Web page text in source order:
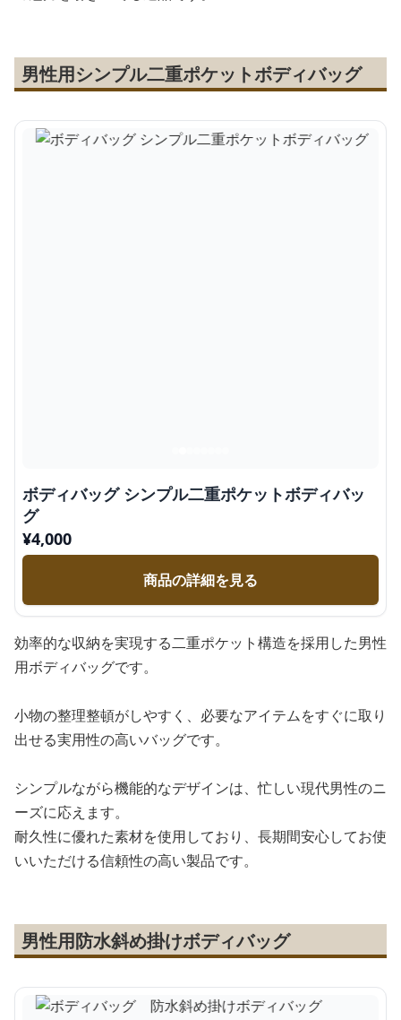
男性用シンプル二重ポケットボディバッグ
ボディバッグ シンプル二重ポケットボディバッ
グ
¥4,000
商品の詳細を見る
効率的な収納を実現する二重ポケット構造を採用した男性
用ボディバッグです。
小物の整理整頓がしやすく、必要なアイテムをすぐに取り
出せる実用性の高いバッグです。
シンプルながら機能的なデザインは、忙しい現代男性のニ
ーズに応えます。
耐久性に優れた素材を使用しており、長期間安心してお使
いいただける信頼性の高い製品です。
男性用防水斜め掛けボディバッグ